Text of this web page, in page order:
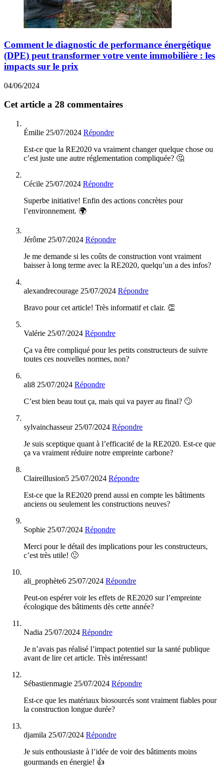
Comment le diagnostic de performance énergétique
(DPE) peut transformer votre vente immobilière : les
impacts sur le prix
04/06/2024
Cet article a 28 commentaires
Émilie 25/07/2024 Répondre
Est-ce que la RE2020 va vraiment changer quelque chose ou
c’est juste une autre réglementation compliquée? 🤔
Cécile 25/07/2024 Répondre
Superbe initiative! Enfin des actions concrètes pour
l’environnement. 🌍
Jérôme 25/07/2024 Répondre
Je me demande si les coûts de construction vont vraiment
baisser à long terme avec la RE2020, quelqu’un a des infos?
alexandrecourage 25/07/2024 Répondre
Bravo pour cet article! Très informatif et clair. 👏
Valérie 25/07/2024 Répondre
Ça va être compliqué pour les petits constructeurs de suivre
toutes ces nouvelles normes, non?
ali8 25/07/2024 Répondre
C’est bien beau tout ça, mais qui va payer au final? 🙄
sylvainchasseur 25/07/2024 Répondre
Je suis sceptique quant à l’efficacité de la RE2020. Est-ce que
ça va vraiment réduire notre empreinte carbone?
Claireillusion5 25/07/2024 Répondre
Est-ce que la RE2020 prend aussi en compte les bâtiments
anciens ou seulement les constructions neuves?
Sophie 25/07/2024 Répondre
Merci pour le détail des implications pour les constructeurs,
c’est très utile! 🙂
ali_prophète6 25/07/2024 Répondre
Peut-on espérer voir les effets de RE2020 sur l’empreinte
écologique des bâtiments dès cette année?
Nadia 25/07/2024 Répondre
Je n’avais pas réalisé l’impact potentiel sur la santé publique
avant de lire cet article. Très intéressant!
Sébastienmagie 25/07/2024 Répondre
Est-ce que les matériaux biosourcés sont vraiment fiables pour
la construction longue durée?
djamila 25/07/2024 Répondre
Je suis enthousiaste à l’idée de voir des bâtiments moins
gourmands en énergie! 👍